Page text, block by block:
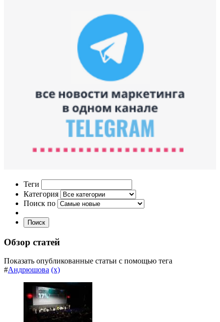
Теги
Категория
Поиск по
Поиск
Обзор статей
Показать опубликованные статьи с помощью тега
#Андрюшова (x)